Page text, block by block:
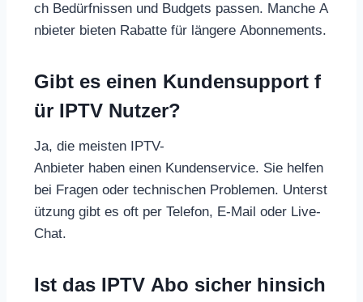
ch Bedürfnissen und Budgets passen. Manche A
nbieter bieten Rabatte für längere Abonnements.
Gibt es einen Kundensupport f
ür IPTV Nutzer?
Ja, die meisten IPTV-
Anbieter haben einen Kundenservice. Sie helfen
bei Fragen oder technischen Problemen. Unterst
ützung gibt es oft per Telefon, E-Mail oder Live-
Chat.
Ist das IPTV Abo sicher hinsich